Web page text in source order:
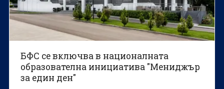
БФС се включва в националната
образователна инициатива "Мениджър
за един ден"